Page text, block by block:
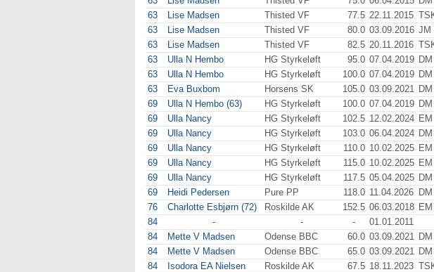
63
Lise Madsen Thisted VF 77.5 22.11.2015
63
Lise Madsen Thisted VF 80.0 03.09.2016 JM
63
Lise Madsen Thisted VF 82.5 20.11.2016
63
Ulla N Hembo HG Styrkeløft 95.0 07.04.2019
63
Ulla N Hembo HG Styrkeløft 100.0 07.04.2019
63
Eva Buxbom Horsens SK 105.0 03.09.2021
69
Ulla N Hembo (63) HG Styrkeløft 100.0 07.04.2019
69
Ulla Nancy HG Styrkeløft 102.5 12.02.2024
69
Ulla Nancy HG Styrkeløft 103.0 06.04.2024
69
Ulla Nancy HG Styrkeløft 110.0 10.02.2025
69
Ulla Nancy HG Styrkeløft 115.0 10.02.2025
69
Ulla Nancy HG Styrkeløft 117.5 05.04.2025
69
Heidi Pedersen Pure PP 118.0 11.04.2026
76
Charlotte Esbjørn (72) Roskilde AK 152.5 06.03.2018
84
- - - 01.01.2011
84
Mette V Madsen Odense BBC 60.0 03.09.2021
84
Mette V Madsen Odense BBC 65.0 03.09.2021
84
Isodora EA Nielsen Roskilde AK 67.5 18.11.2023